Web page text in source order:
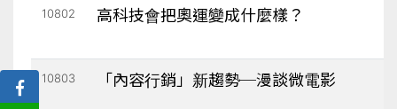
10802 高科技會把奧運變成什麼樣？
10803 「內容行銷」新趨勢─漫談微電影